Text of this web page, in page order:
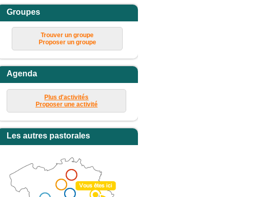
Groupes
Trouver un groupe
Proposer un groupe
Agenda
Plus d'activités
Proposer une activité
Les autres pastorales